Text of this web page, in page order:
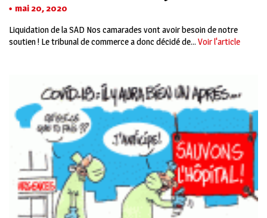
mai 20, 2020
Liquidation de la SAD Nos camarades vont avoir besoin de notre
soutien ! Le tribunal de commerce a donc décidé de... Voir l'article